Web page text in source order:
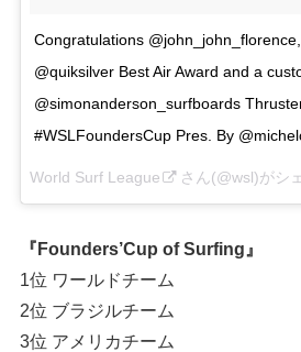
Congratulations
@quiksilver Best Air Award and a
@simonanderson_surfboards
#WSLFoundersCup Pres. By
World Surf League さん(@wsl)がシ
『Founders’Cup of Surfing』
1位 ワールドチーム
2位 ブラジルチーム
3位 アメリカチーム